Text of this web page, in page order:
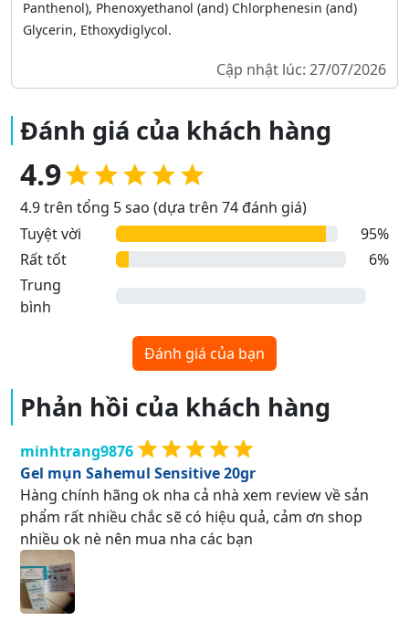
Panthenol), Phenoxyethanol (and) Chlorphenesin (and)
Glycerin, Ethoxydiglycol.
Cập nhật lúc: 27/07/2026
Đánh giá của khách hàng
4.9
4.9 trên tổng 5 sao (dựa trên 74 đánh giá)
Tuyệt vời
95%
Rất tốt
6%
Trung
bình
Đánh giá của bạn
Phản hồi của khách hàng
minhtrang9876
Gel mụn Sahemul Sensitive 20gr
Hàng chính hãng ok nha cả nhà xem review về sản
phẩm rất nhiều chắc sẽ có hiệu quả, cảm ơn shop
nhiều ok nè nên mua nha các bạn